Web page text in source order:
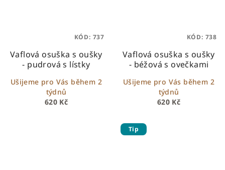
Vaflová osuška s oušky
- pudrová s lístky
620 Kč
Ušijeme pro Vás během 2
týdnů
KÓD: 737
Vaflová osuška s oušky
- béžová s ovečkami
620 Kč
Ušijeme pro Vás během 2
týdnů
KÓD: 738
Tip